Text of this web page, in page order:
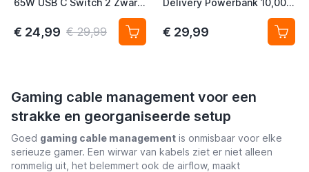
€ 24,99 € 29,99 € 29,99
Gaming cable management voor een
strakke en georganiseerde setup
Goed gaming cable management is onmisbaar voor elke
serieuze gamer. Een wirwar van kabels ziet er niet alleen
rommelig uit, het belemmert ook de airflow, maakt